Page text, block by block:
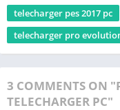
telecharger pes 2017 pc
telecharger pro
3 COMMENTS ON
TELECHARGER PC"